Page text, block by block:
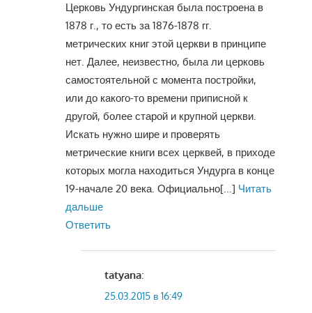
Церковь Ундургинская была построена в
1878 г., то есть за 1876-1878 гг.
метрических книг этой церкви в принципе
нет. Далее, неизвестно, была ли церковь
самостоятельной с момента постройки,
или до какого-то времени приписной к
другой, более старой и крупной церкви.
Искать нужно шире и проверять
метрические книги всех церквей, в приходе
которых могла находиться Ундурга в конце
19-начале 20 века. Официально[...] Читать
дальше
Ответить
tatyana:
25.03.2015 в 16:49